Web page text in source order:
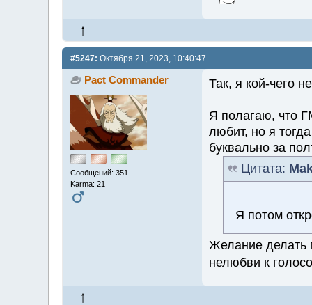
#5247: Октября 21, 2023, 10:40:47
Pact Commander
Сообщений: 351
Karma: 21
Так, я кой-чего
Я полагаю, что
любит, но я
буквально за
Цитата:
Я потом
Желание делать
нелюбви к